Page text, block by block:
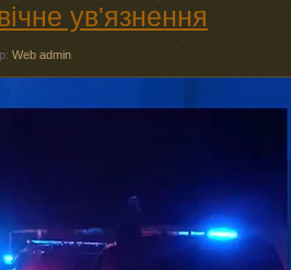
ув'язнення
Web admin